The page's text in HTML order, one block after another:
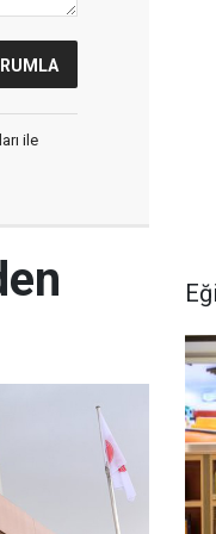
ile